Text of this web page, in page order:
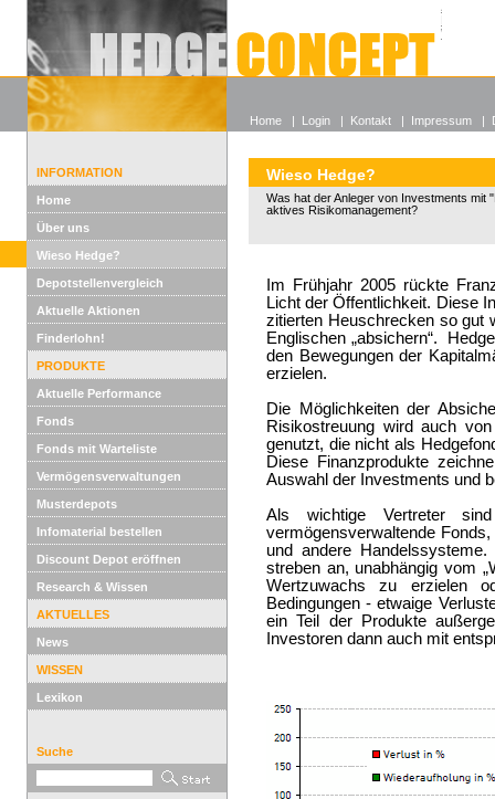
Alle
Wieso
INFORMATION
Home
Über uns
Wieso Hedge?
Depotstellenvergleich
Aktuelle Aktionen
Finderlohn!
PRODUKTE
Aktuelle Performance
Fonds
Fonds mit Warteliste
Vermögensverwaltungen
Musterdepots
Infomaterial bestellen
Discount Depot eröffnen
Research & Wissen
AKTUELLES
News
WISSEN
Lexikon
Suche
Wieso Hedge?
Was hat der Anleger von Investments mit
aktives Risikomanagement?
Im Frühjahr 2005 rückte
Licht der Öffentlichkeit. Diese
zitierten Heuschrecken so gut
Englischen „absichern“.
den Bewegungen der
erzielen.
Die Möglichkeiten der
Risikostreuung wird auch
genutzt, die nicht als
Diese Finanzprodukte
Auswahl der Investments und
Als wichtige Vertreter
vermögensverwaltende
und andere
streben an, unabhängig vom
Wertzuwachs zu erzielen
Bedingungen - etwaige
ein Teil der Produkte
Investoren dann auch mit
Home | Login | Kontakt | Impressum |